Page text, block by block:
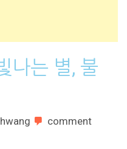
나는 별, 불
comment